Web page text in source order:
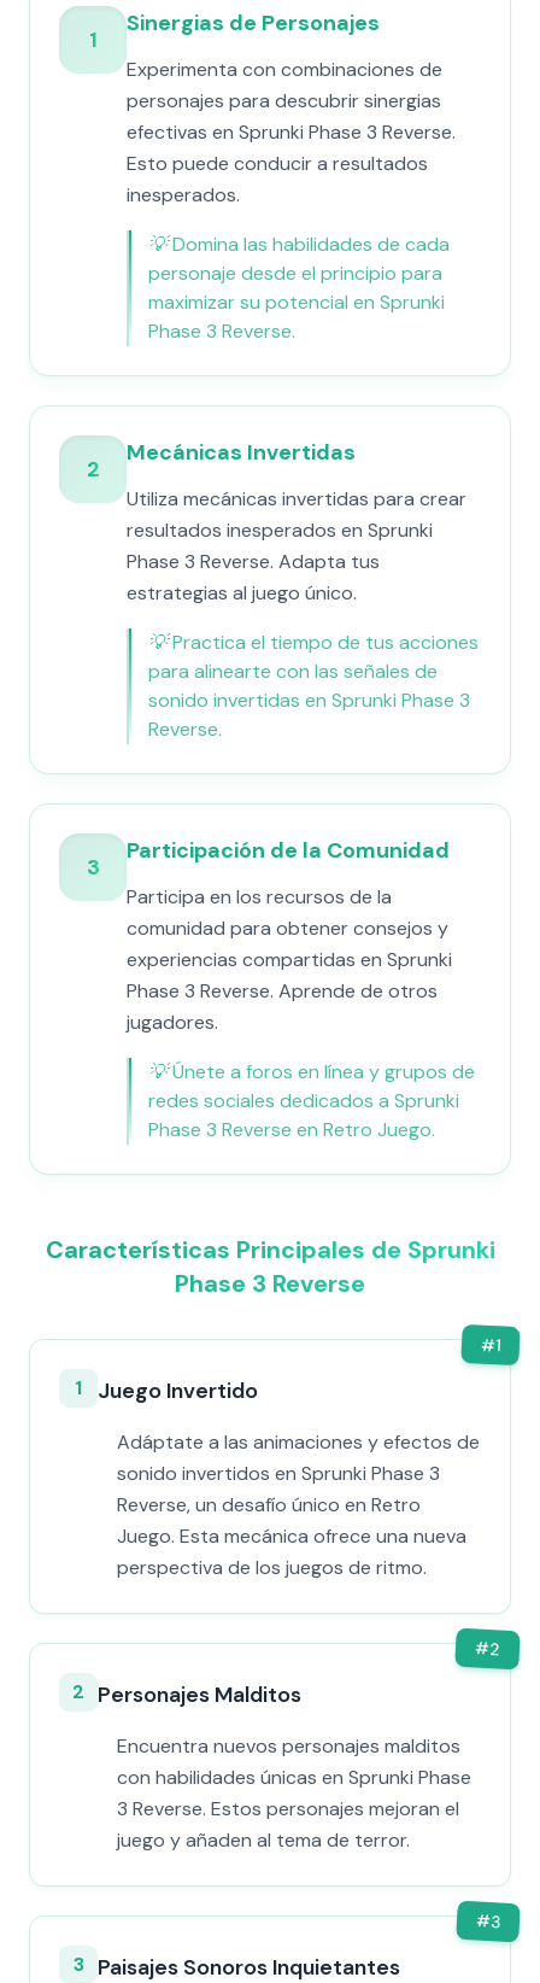
1
Sinergias de Personajes
Experimenta con combinaciones de
personajes para descubrir sinergias
efectivas en Sprunki Phase 3 Reverse.
Esto puede conducir a resultados
inesperados.
💡Domina las habilidades de cada
personaje desde el principio para
maximizar su potencial en Sprunki
Phase 3 Reverse.
2
Mecánicas Invertidas
Utiliza mecánicas invertidas para crear
resultados inesperados en Sprunki
Phase 3 Reverse. Adapta tus
estrategias al juego único.
💡Practica el tiempo de tus acciones
para alinearte con las señales de
sonido invertidas en Sprunki Phase 3
Reverse.
3
Participación de la Comunidad
Participa en los recursos de la
comunidad para obtener consejos y
experiencias compartidas en Sprunki
Phase 3 Reverse. Aprende de otros
jugadores.
💡Únete a foros en línea y grupos de
redes sociales dedicados a Sprunki
Phase 3 Reverse en Retro Juego.
Características Principales de Sprunki
Phase 3 Reverse
#1
1 Juego Invertido
Adáptate a las animaciones y efectos de
sonido invertidos en Sprunki Phase 3
Reverse, un desafío único en Retro
Juego. Esta mecánica ofrece una nueva
perspectiva de los juegos de ritmo.
#2
2 Personajes Malditos
Encuentra nuevos personajes malditos
con habilidades únicas en Sprunki Phase
3 Reverse. Estos personajes mejoran el
juego y añaden al tema de terror.
#3
3 Paisajes Sonoros Inquietantes